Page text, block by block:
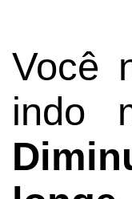
Você
indo